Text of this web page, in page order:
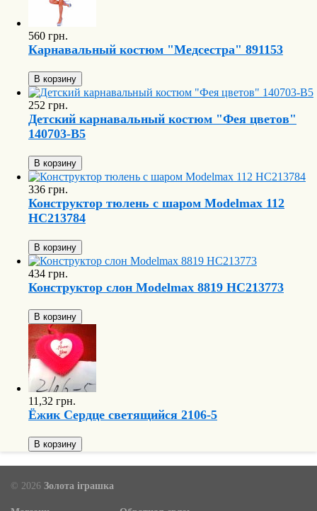
560 грн.
Карнавальный костюм "Медсестра" 891153
В корзину
252 грн.
Детский карнавальный костюм "Фея цветов"
140703-B5
В корзину
336 грн.
Конструктор тюлень с шаром Modelmax 112
HC213784
В корзину
434 грн.
Конструктор слон Modelmax 8819 HC213773
В корзину
11,32 грн.
Ёжик Сердце светящийся 2106-5
В корзину
© 2026 Золота іграшка